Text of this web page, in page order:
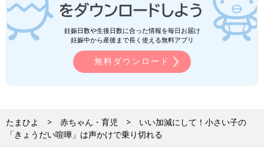
妊娠日数や生後日数に合った情報を毎日お届け
妊娠中から産後まで長く使える無料アプリ
無料ダウンロード
たまひよ 赤ちゃん・育児
いい加減にして！小さい子の
「きょうだい喧嘩」は声かけで乗り切れる